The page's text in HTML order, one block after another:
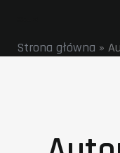
treściStrona główna »